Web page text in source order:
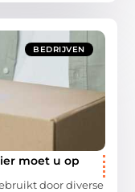
BEDRIJVEN
moet u op
door diverse